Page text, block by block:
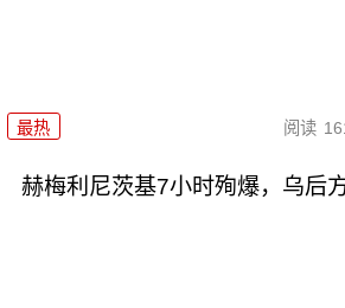
最热 阅读
赫梅利尼茨基7小时殉爆，乌后